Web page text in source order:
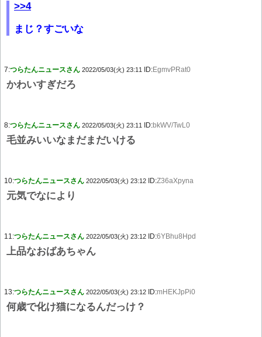
>>4
まじ？すごいな
7:つらたんニュースさん 2022/05/03(火) 23:11 ID:EgmvPRat0
かわいすぎだろ
8:つらたんニュースさん 2022/05/03(火) 23:11 ID:bkWV/TwL0
毛並みいいなまだまだいける
10:つらたんニュースさん 2022/05/03(火) 23:12 ID:Z36aXpyna
元気でなにより
11:つらたんニュースさん 2022/05/03(火) 23:12 ID:6YBhu8Hpd
上品なおばあちゃん
13:つらたんニュースさん 2022/05/03(火) 23:12 ID:mHEKJpPi0
何歳で化け猫になるんだっけ？